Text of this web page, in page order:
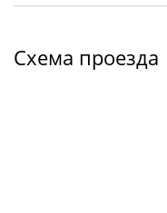
Схема проезда